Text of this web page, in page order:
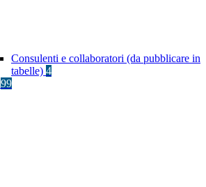
Consulenti e collaboratori (da pubblicare in
tabelle) 4
99